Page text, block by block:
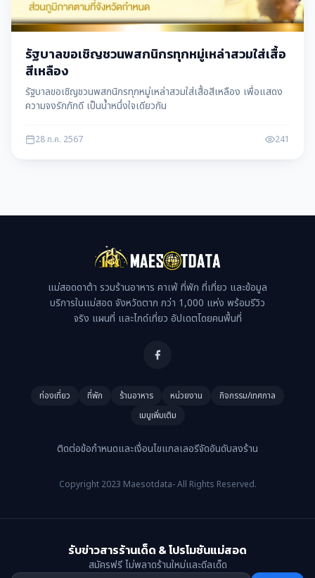
รัฐบาลขอเชิญชวนพสกนิกรทุกหมู่เหล่าสวมใส่เสื้อ
สีเหลือง
รัฐบาลขอเชิญชวนพสกนิกรทุกหมู่เหล่าสวมใส่เสื้อสีเหลือง เพื่อแสดง
ความจงรักภักดี เป็นน้ำหนึ่งใจเดียวกัน
28 ก.ค. 2567 241
แม่สอดดาต้า รวมร้านอาหาร คาเฟ่ ที่พัก ที่เที่ยว และข้อมูล
บริการในแม่สอด จังหวัดตาก กว่า 1,000 แห่ง พร้อมรีวิว
จริง แผนที่ และไกด์เที่ยว อัปเดตโดยคนพื้นที่
ท่องเที่ยว ที่พัก ร้านอาหาร หน่วยงาน
กิจกรรม/เทศกาล
เมนูเพิ่มเติม
ติดต่อข้อกำหนดและเงื่อนไขแกลเลอรีจัดอันดับลงร้าน
Copyright 2023 Maesotdata- All Rights Reserved.
รับข่าวสารร้านเด็ด & โปรโมชันแม่สอด
สมัครฟรี ไม่พลาดร้านใหม่และดีลเด็ด